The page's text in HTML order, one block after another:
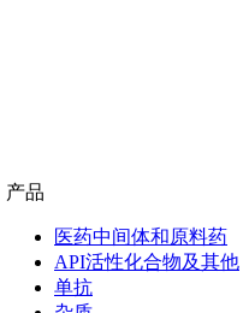
产品
医药中间体和原料药
API活性化合物及其他
单抗